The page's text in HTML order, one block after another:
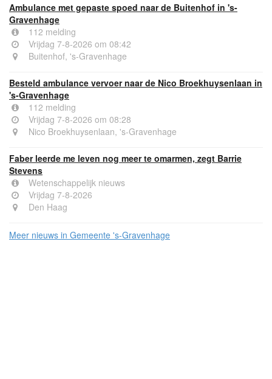
Ambulance met gepaste spoed naar de Buitenhof in 's-
Gravenhage
112 melding
Vrijdag 7-8-2026 om 08:42
Buitenhof, 's-Gravenhage
Besteld ambulance vervoer naar de Nico Broekhuysenlaan in
's-Gravenhage
112 melding
Vrijdag 7-8-2026 om 08:28
Nico Broekhuysenlaan, 's-Gravenhage
Faber leerde me leven nog meer te omarmen, zegt Barrie
Stevens
Wetenschappelijk nieuws
Vrijdag 7-8-2026
Den Haag
Meer nieuws in Gemeente 's-Gravenhage